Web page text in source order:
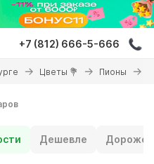
+7 (812) 666-5-666
Цветы 💐 Пионы
Дешевле Дороже